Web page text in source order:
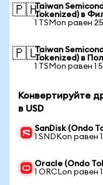
🇵🇭Taiwan
Tokenized) в
1 TSMon равен
🇵🇱Taiwan
Tokenized) в
1 TSMon равен 1
Конвертируйте
в USD
SanDisk (Ondo
1 SNDKon равен
Oracle (Ondo
1 ORCLon равен